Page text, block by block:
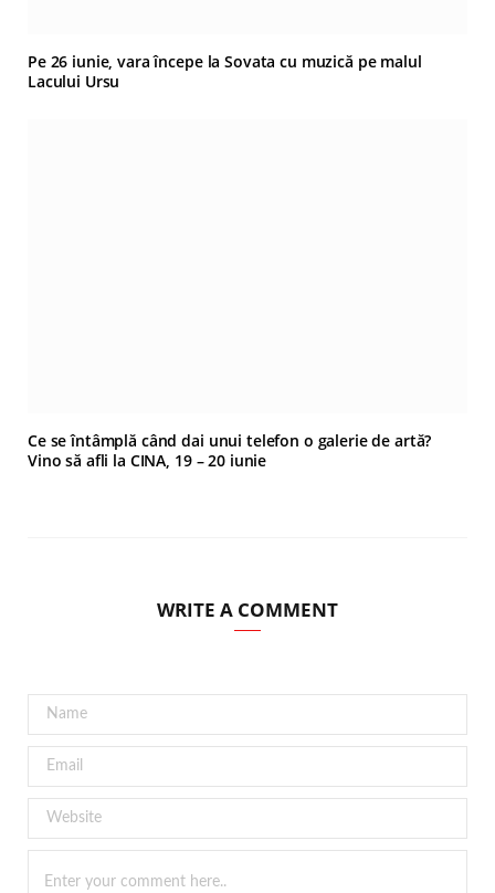
Pe 26 iunie, vara începe la Sovata cu muzică pe malul
Lacului Ursu
Ce se întâmplă când dai unui telefon o galerie de artă?
Vino să afli la CINA, 19 – 20 iunie
WRITE A COMMENT